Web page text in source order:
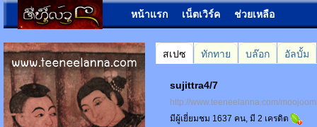
หน้าแรก เน็ตเวิร์ค ช่วยเหลือ
สเปซ ทักทาย บล๊อก อัลบั้ม
sujittra4/7
http://www.teeneelanna.com/
มีผู้เยี่ยมชม 1637 คน, มี 2 เครดิต